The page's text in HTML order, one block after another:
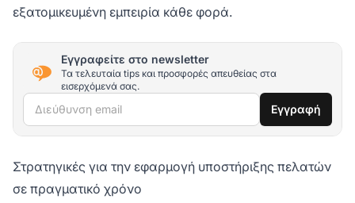
εξατομικευμένη εμπειρία κάθε φορά.
Εγγραφείτε στο newsletter
Τα τελευταία tips και προσφορές απευθείας στα
εισερχόμενά σας.
Διεύθυνση email Εγγραφή
Στρατηγικές για την εφαρμογή υποστήριξης πελατών
σε πραγματικό χρόνο